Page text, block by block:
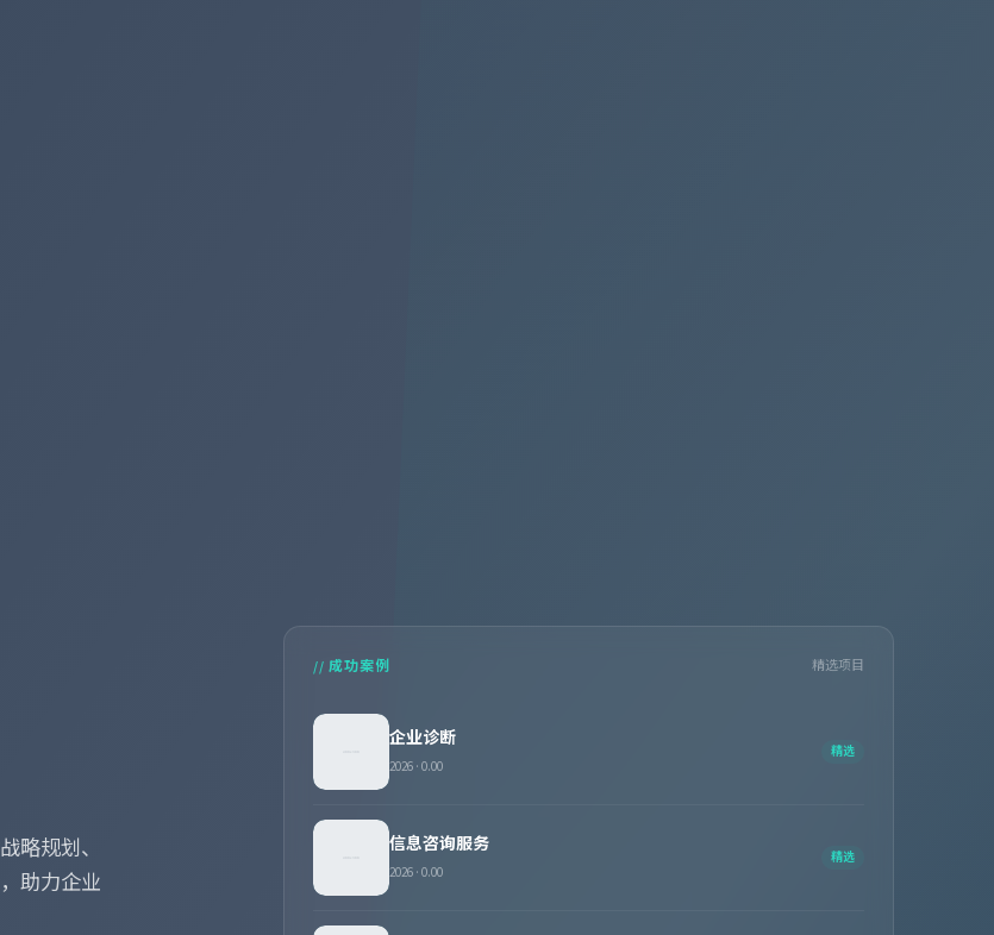
略规划、
助力企业
// 成功案例 精选项目
企业诊断
2026 · 0.00
精选
信息咨询服务
2026 · 0.00
精选